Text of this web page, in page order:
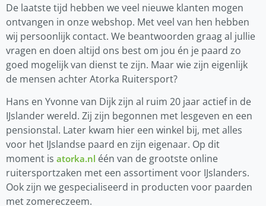
De laatste tijd hebben we veel nieuwe klanten mogen
ontvangen in onze webshop. Met veel van hen hebben
wij persoonlijk contact. We beantwoorden graag al jullie
vragen en doen altijd ons best om jou én je paard zo
goed mogelijk van dienst te zijn. Maar wie zijn eigenlijk
de mensen achter Atorka Ruitersport?
Hans en Yvonne van Dijk zijn al ruim 20 jaar actief in de
IJslander wereld. Zij zijn begonnen met lesgeven en een
pensionstal. Later kwam hier een winkel bij, met alles
voor het IJslandse paard en zijn eigenaar. Op dit
moment is atorka.nl één van de grootste online
ruitersportzaken met een assortiment voor IJslanders.
Ook zijn we gespecialiseerd in producten voor paarden
met zomereczeem.